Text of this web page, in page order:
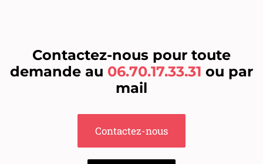
Contactez-nous pour toute
demande au 06.70.17.33.31 ou par
mail
Contactez-nous